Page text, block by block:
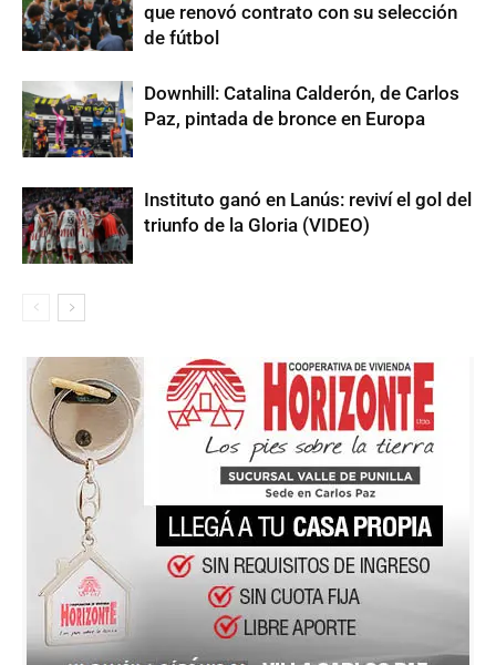
que renovó contrato con su selección
de fútbol
Downhill: Catalina Calderón, de Carlos
Paz, pintada de bronce en Europa
Instituto ganó en Lanús: reviví el gol del
triunfo de la Gloria (VIDEO)